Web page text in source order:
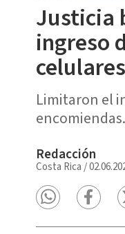
Justicia
ingreso
celulares
Limitaron el
encomiendas.
Redacción
Costa Rica /